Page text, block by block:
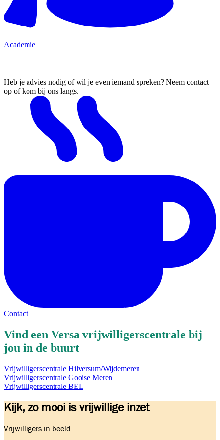
Academie
Heb je advies nodig of wil je even iemand spreken? Neem contact
op of kom bij ons langs.
Contact
Vind een Versa vrijwilligerscentrale bij
jou in de buurt
Vrijwilligerscentrale Hilversum/Wijdemeren
Vrijwilligerscentrale Gooise Meren
Vrijwilligerscentrale BEL
Kijk, zo mooi is vrijwillige inzet
Vrijwilligers in beeld